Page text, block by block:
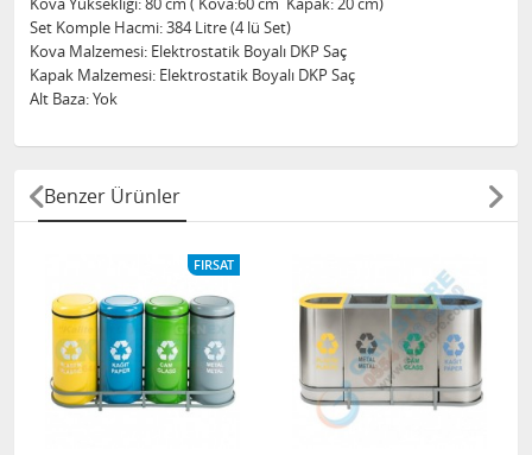
Set Komple Hacmi: 384 Litre (4 lü Set)
Kova Malzemesi: Elektrostatik Boyalı DKP Saç
Kapak Malzemesi: Elektrostatik Boyalı DKP Saç
Alt Baza: Yok
Benzer Ürünler
FIRSAT